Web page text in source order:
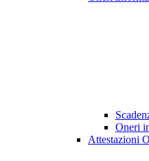
Oneri
Attestazioni